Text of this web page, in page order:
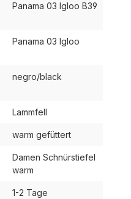
Panama 03 Igloo B39
Panama 03 Igloo
negro/black
Lammfell
warm gefüttert
Damen Schnürstiefel
warm
1-2 Tage